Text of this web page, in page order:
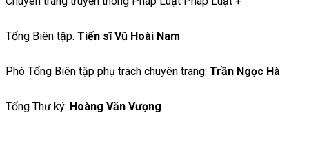
Tổng Biên tập: Tiến sĩ Vũ Hoài Nam
Phó Tổng Biên tập phụ trách chuyên trang: Trần Ngọc Hà
Tổng Thư ký: Hoàng Văn Vượng